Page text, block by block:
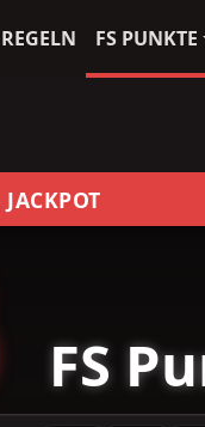
REGELN FS PUNKTE
FS